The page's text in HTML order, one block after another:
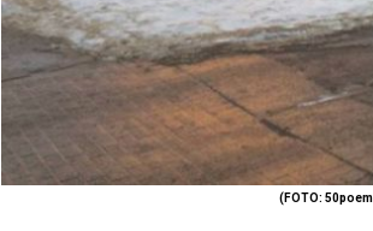
(FOTO: